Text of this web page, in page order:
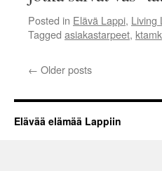
Posted in Elävä Lappi, Living
Tagged asiakastarpeet, ktamk
← Older posts
Elävää elämää Lappiin